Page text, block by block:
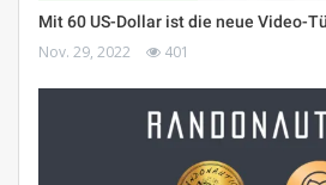
Mit 60 US-Dollar ist die neue Video-
Nov. 29, 2022 401